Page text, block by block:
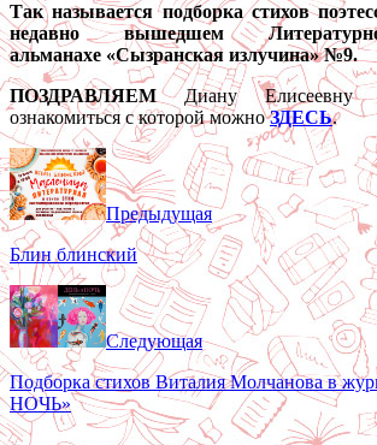
Так называется подборка стихов
недавно вышедшем Литературно-
альманахе «Сызранская излучина» №9.
ПОЗДРАВЛЯЕМ Диану Елисеевну
ознакомиться с которой можноЗДЕСЬ.
Предыдущая
Блин блинский
Следующая
Подборка стихов Виталия Молчанова в
НОЧЬ»